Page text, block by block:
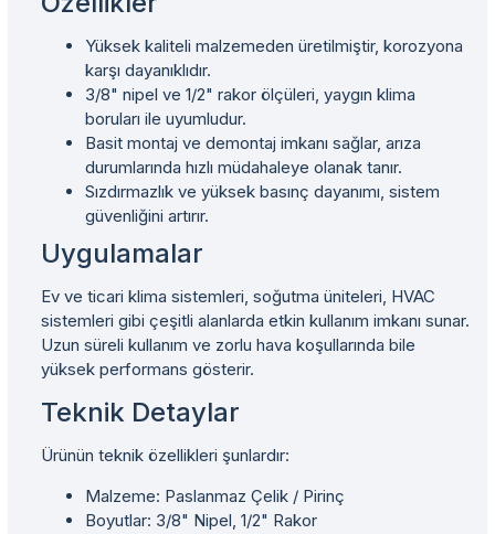
Yüksek kaliteli malzemeden üretilmiştir, korozyona
karşı dayanıklıdır.
3/8" nipel ve 1/2" rakor ölçüleri, yaygın klima
boruları ile uyumludur.
Basit montaj ve demontaj imkanı sağlar, arıza
durumlarında hızlı müdahaleye olanak tanır.
Sızdırmazlık ve yüksek basınç dayanımı, sistem
güvenliğini artırır.
Uygulamalar
Ev ve ticari klima sistemleri, soğutma üniteleri, HVAC
sistemleri gibi çeşitli alanlarda etkin kullanım imkanı sunar.
Uzun süreli kullanım ve zorlu hava koşullarında bile
yüksek performans gösterir.
Teknik Detaylar
Ürünün teknik özellikleri şunlardır:
Malzeme: Paslanmaz Çelik / Pirinç
Boyutlar: 3/8" Nipel, 1/2" Rakor